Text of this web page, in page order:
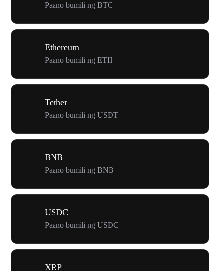
Paano bumili ng BTC
Ethereum
Paano bumili ng ETH
Tether
Paano bumili ng USDT
BNB
Paano bumili ng BNB
USDC
Paano bumili ng USDC
XRP